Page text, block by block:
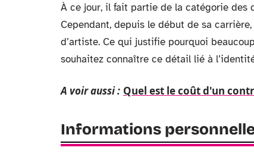
À ce jour, il fait partie de la catégorie des
Cependant, depuis le début de sa
d’artiste. Ce qui justifie pourquoi
souhaitez connaître ce détail lié à
A voir aussi : Quel est le coût d'un
Informations